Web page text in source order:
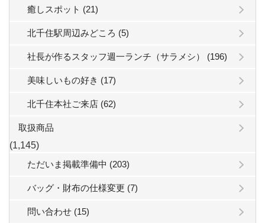
癒しスポット (21)
北千住駅周辺みどころ (5)
社長が作るスタッフ週一ランチ（サラメシ） (196)
美味しいもの好き (17)
北千住本社ご来店 (62)
取扱商品
(1,145)
ただいま掲載準備中 (203)
バッグ・財布の仕様変更 (7)
問い合わせ (15)